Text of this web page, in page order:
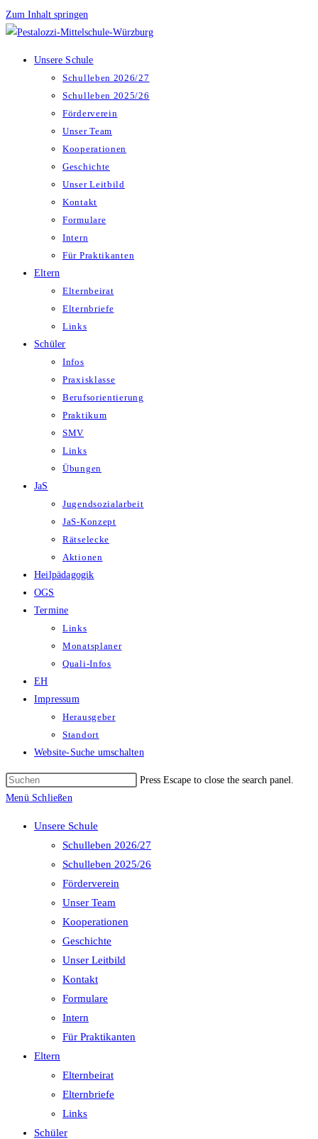
Zum Inhalt springen
Unsere Schule
Schulleben 2026/27
Schulleben 2025/26
Förderverein
Unser Team
Kooperationen
Geschichte
Unser Leitbild
Kontakt
Formulare
Intern
Für Praktikanten
Eltern
Elternbeirat
Elternbriefe
Links
Schüler
Infos
Praxisklasse
Berufsorientierung
Praktikum
SMV
Links
Übungen
JaS
Jugendsozialarbeit
JaS-Konzept
Rätselecke
Aktionen
Heilpädagogik
OGS
Termine
Links
Monatsplaner
Quali-Infos
EH
Impressum
Herausgeber
Standort
Website-Suche umschalten
Press Escape to close the search panel.
Menü Schließen
Unsere Schule
Schulleben 2026/27
Schulleben 2025/26
Förderverein
Unser Team
Kooperationen
Geschichte
Unser Leitbild
Kontakt
Formulare
Intern
Für Praktikanten
Eltern
Elternbeirat
Elternbriefe
Links
Schüler